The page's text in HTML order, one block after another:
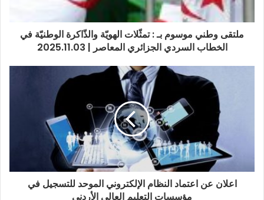
ملتقى وطني موسوم بـ : تمثّلات الهويّة والذّاكرة الوطنيّة في
الخطاب السردي الجزائري المعاصر | 2025.11.03
اعلان عن اعتماد النظام الإلكتروني الموحد للتسجيل في
مؤسسات التعليم العالي الأردني